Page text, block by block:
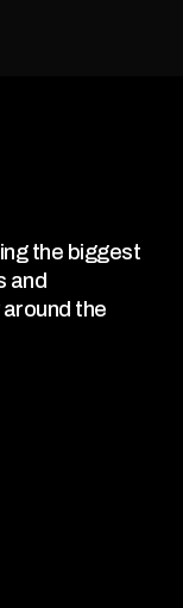
the biggest
and
the